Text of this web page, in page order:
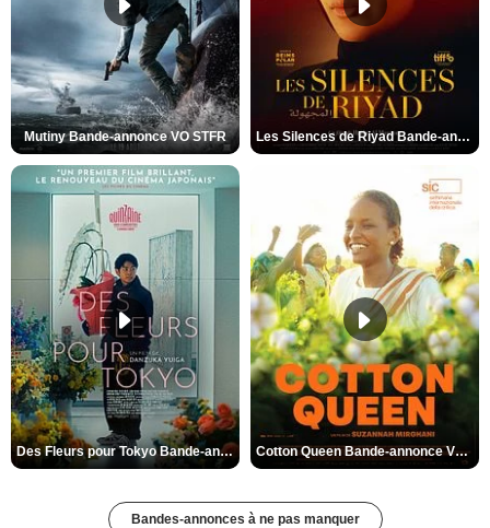
Mutiny Bande-annonce VO STFR Les Silences de Riyad Bande-annonce VO STFR
Des Fleurs pour Tokyo Bande-annonce VO STFR Cotton Queen Bande-annonce VO STFR
Bandes-annonces à ne pas manquer